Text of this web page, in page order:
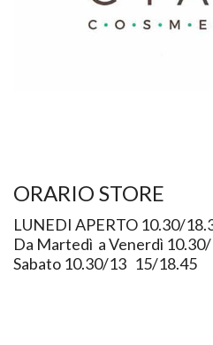
ORARIO STORE
LUNEDI APERTO 10.30/
Da Martedì a Venerdì
Sabato 10.30/13 15/18.45